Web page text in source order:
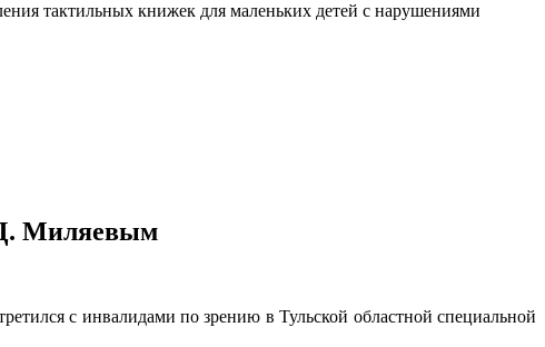
тактильных книжек для маленьких детей с нарушениями
Д. Миляевым
с инвалидами по зрению в Тульской областной специальной